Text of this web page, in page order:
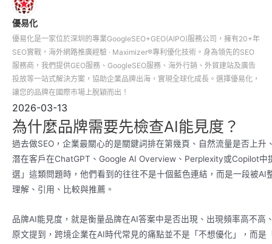
優易化
優易化是一家位於深圳的專業GoogleSEO+GEO(AIPO)服務公司，擁有20+年
SEO實戰，海外網路推廣經驗 · Maximizer®專利優化技術。身為領先的SEO
服務商，我們提供GEO服務、GoogleSEO服務、海外行銷、外貿建站及廣告
投放等一站式解決方案，協助企業品牌出海，實現全球化成長。選擇優易化，
讓您的品牌在國際市場上脫穎而出！
2026-03-13
為什麼品牌需要先檢查AI能見度？
過去做SEO，企業最關心的是關鍵詞排在第幾頁、自然流量是否上
潛在客戶在ChatGPT、Google AI Overview、Perplexity或Copilot
選」這類問題時，他們看到的往往不是十個藍色連結，而是一段被
理解、引用、比較與推薦。
品牌AI能見度，就是衡量品牌在AI答案中是否出現、出現頻率高不
原文提到，跨境企業在AI時代常見的痛點並不是「不想優化」，而